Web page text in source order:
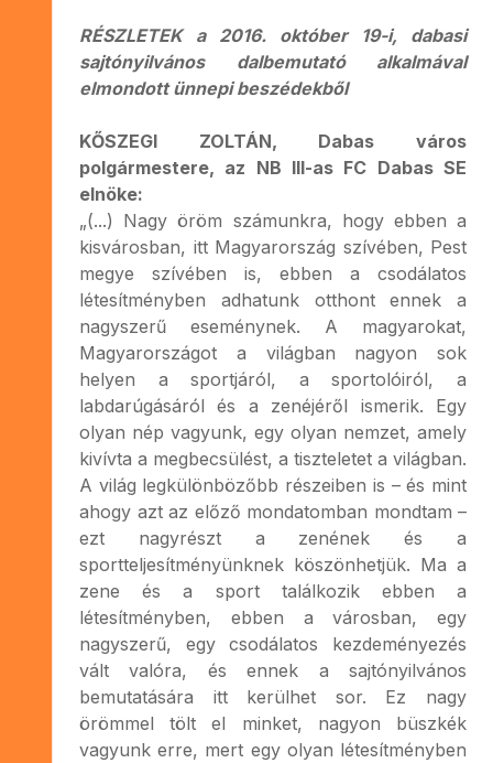
RÉSZLETEK a 2016. október 19-i, dabasi
sajtónyilvános dalbemutató alkalmával
elmondott ünnepi beszédekből
KŐSZEGI ZOLTÁN, Dabas város
polgármestere, az NB III-as FC Dabas SE
elnöke:
„(...) Nagy öröm számunkra, hogy ebben a
kisvárosban, itt Magyarország szívében, Pest
megye szívében is, ebben a csodálatos
létesítményben adhatunk otthont ennek a
nagyszerű eseménynek. A magyarokat,
Magyarországot a világban nagyon sok
helyen a sportjáról, a sportolóiról, a
labdarúgásáról és a zenéjéről ismerik. Egy
olyan nép vagyunk, egy olyan nemzet, amely
kivívta a megbecsülést, a tiszteletet a világban.
A világ legkülönbözőbb részeiben is – és mint
ahogy azt az előző mondatomban mondtam –
ezt nagyrészt a zenének és a
sportteljesítményünknek köszönhetjük. Ma a
zene és a sport találkozik ebben a
létesítményben, ebben a városban, egy
nagyszerű, egy csodálatos kezdeményezés
vált valóra, és ennek a sajtónyilvános
bemutatására itt kerülhet sor. Ez nagy
örömmel tölt el minket, nagyon büszkék
vagyunk erre, mert egy olyan létesítményben